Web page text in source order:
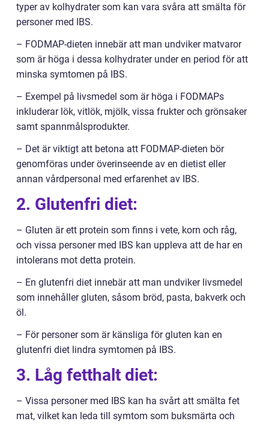
typer av kolhydrater som kan vara svåra att smälta för
personer med IBS.
– FODMAP-dieten innebär att man undviker matvaror
som är höga i dessa kolhydrater under en period för att
minska symtomen på IBS.
– Exempel på livsmedel som är höga i FODMAPs
inkluderar lök, vitlök, mjölk, vissa frukter och grönsaker
samt spannmålsprodukter.
– Det är viktigt att betona att FODMAP-dieten bör
genomföras under överinseende av en dietist eller
annan vårdpersonal med erfarenhet av IBS.
2. Glutenfri diet:
– Gluten är ett protein som finns i vete, korn och råg,
och vissa personer med IBS kan uppleva att de har en
intolerans mot detta protein.
– En glutenfri diet innebär att man undviker livsmedel
som innehåller gluten, såsom bröd, pasta, bakverk och
öl.
– För personer som är känsliga för gluten kan en
glutenfri diet lindra symtomen på IBS.
3. Låg fetthalt diet:
– Vissa personer med IBS kan ha svårt att smälta fet
mat, vilket kan leda till symtom som buksmärta och